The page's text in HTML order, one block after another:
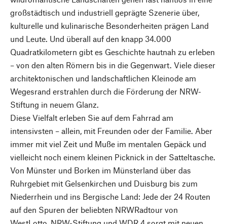
großstädtisch und industriell geprägte Szenerie über,
kulturelle und kulinarische Besonderheiten prägen Land
und Leute. Und überall auf den knapp 34.000
Quadratkilometern gibt es Geschichte hautnah zu erleben
– von den alten Römern bis in die Gegenwart. Viele dieser
architektonischen und landschaftlichen Kleinode am
Wegesrand erstrahlen durch die Förderung der NRW-
Stiftung in neuem Glanz.
Diese Vielfalt erleben Sie auf dem Fahrrad am
intensivsten – allein, mit Freunden oder der Familie. Aber
immer mit viel Zeit und Muße im mentalen Gepäck und
vielleicht noch einem kleinen Picknick in der Satteltasche.
Von Münster und Borken im Münsterland über das
Ruhrgebiet mit Gelsenkirchen und Duisburg bis zum
Niederrhein und ins Bergische Land: Jede der 24 Routen
auf den Spuren der beliebten NRWRadtour von